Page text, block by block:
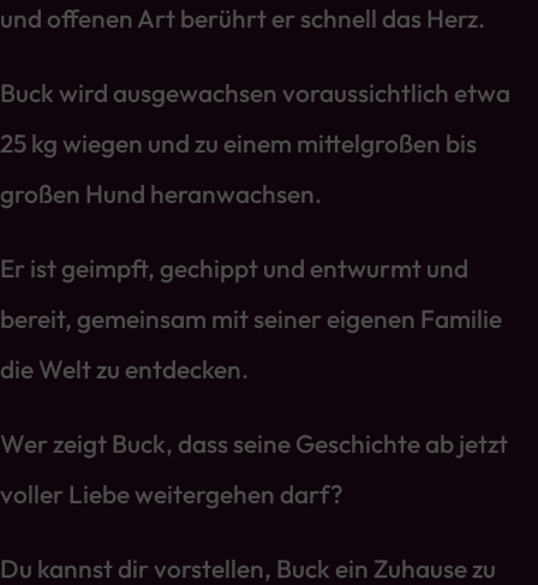
und offenen Art berührt er schnell das Herz.
Buck wird ausgewachsen voraussichtlich etwa
25 kg wiegen und zu einem mittelgroßen bis
großen Hund heranwachsen.
Er ist geimpft, gechippt und entwurmt und
bereit, gemeinsam mit seiner eigenen Familie
die Welt zu entdecken.
Wer zeigt Buck, dass seine Geschichte ab jetzt
voller Liebe weitergehen darf?
Du kannst dir vorstellen, Buck ein Zuhause zu